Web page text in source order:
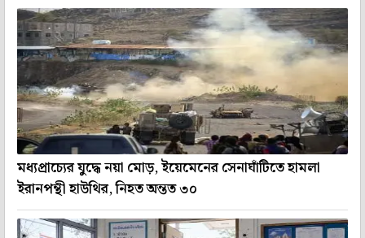
মধ্যপ্রাচ্যের যুদ্ধে নয়া মোড়, ইয়েমেনের সেনাঘাঁটিতে হামলা
ইরানপন্থী হাউথির, নিহত অন্তত ৩০